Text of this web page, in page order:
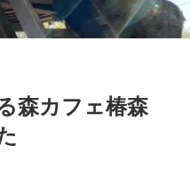
森カフェ椿森